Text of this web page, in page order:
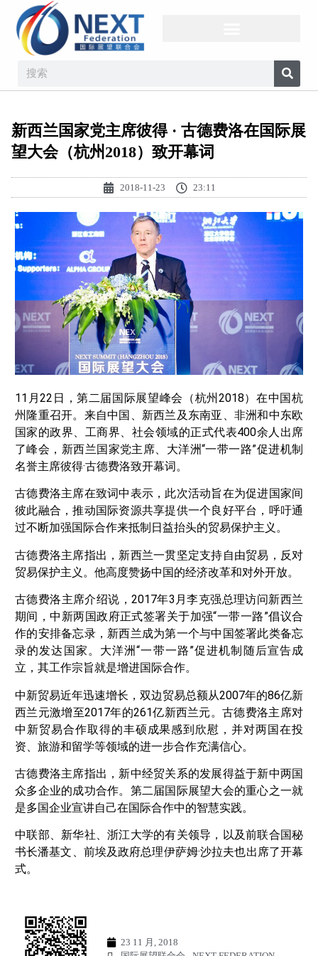
新西兰国家党主席彼得 · 古德费洛在国际展
望大会（杭州2018）致开幕词
2018-11-23 23:11
11月22日，第二届国际展望峰会（杭州2018）在中国杭
州隆重召开。来自中国、新西兰及东南亚、非洲和中东欧
国家的政界、工商界、社会领域的正式代表400余人出席
了峰会，新西兰国家党主席、大洋洲“一带一路”促进机制
名誉主席彼得·古德费洛致开幕词。
古德费洛主席在致词中表示，此次活动旨在为促进国家间
彼此融合，推动国际资源共享提供一个良好平台，呼吁通
过不断加强国际合作来抵制日益抬头的贸易保护主义。
古德费洛主席指出，新西兰一贯坚定支持自由贸易，反对
贸易保护主义。他高度赞扬中国的经济改革和对外开放。
古德费洛主席介绍说，2017年3月李克强总理访问新西兰
期间，中新两国政府正式签署关于加强“一带一路”倡议合
作的安排备忘录，新西兰成为第一个与中国签署此类备忘
录的发达国家。大洋洲“一带一路”促进机制随后宣告成
立，其工作宗旨就是增进国际合作。
中新贸易近年迅速增长，双边贸易总额从2007年的86亿新
西兰元激增至2017年的261亿新西兰元。古德费洛主席对
中新贸易合作取得的丰硕成果感到欣慰，并对两国在投
资、旅游和留学等领域的进一步合作充满信心。
古德费洛主席指出，新中经贸关系的发展得益于新中两国
众多企业的成功合作。第二届国际展望大会的重心之一就
是多国企业宣讲自己在国际合作中的智慧实践。
中联部、新华社、浙江大学的有关领导，以及前联合国秘
书长潘基文、前埃及政府总理伊萨姆·沙拉夫也出席了开幕
式。
23 11 月, 2018